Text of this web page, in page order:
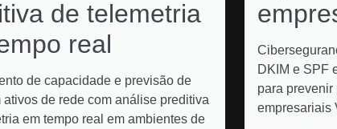
de telemetria
real
de capacidade e previsão de
ativos de rede com análise preditiva
em tempo real em ambientes de
DKIM e SPF
para
empresariais